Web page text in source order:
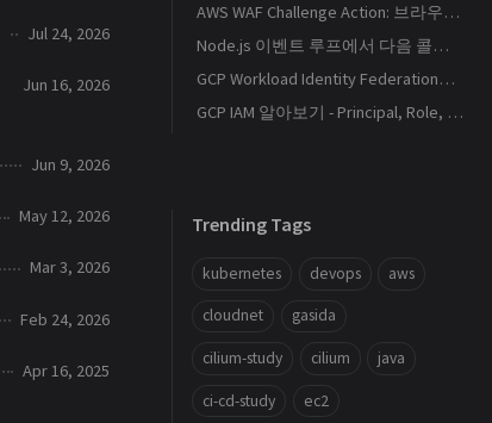
Jul 24, 2026
Jun 16, 2026
Jun 9, 2026
May 12, 2026
Mar 3, 2026
Feb 24, 2026
Apr 16, 2025
AWS WAF Challenge Action: 브라우저 토큰과 SPA 요청 경계를 이해하기
Node.js 이벤트 루프에서 다음 콜백이 실행되는 순서
GCP Workload Identity Federation으로 외부 워크로드에 키 없이 권한 부여하기
GCP IAM 알아보기 - Principal, Role, Policy, Service Account
Trending Tags
kubernetes devops aws
cloudnet gasida
cilium-study cilium java
ci-cd-study ec2